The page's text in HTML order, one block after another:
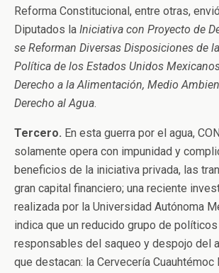
Reforma Constitucional, entre otras,
Diputados la Iniciativa con Proyecto de
se Reforman Diversas Disposiciones de
Política de los Estados Unidos
Derecho a la Alimentación, Medio
Derecho al Agua.
Tercero. En esta guerra por el agua,
solamente opera con impunidad y
beneficios de la iniciativa privada, las
gran capital financiero; una reciente
realizada por la Universidad Autónoma
indica que un reducido grupo de
responsables del saqueo y despojo del
que destacan: la Cervecería Cuauhtémoc